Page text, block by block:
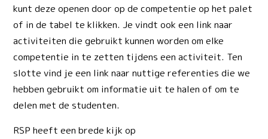
kunt deze openen door op de competentie op het palet
of in de tabel te klikken. Je vindt ook een link naar
activiteiten die gebruikt kunnen worden om elke
competentie in te zetten tijdens een activiteit. Ten
slotte vind je een link naar nuttige referenties die we
hebben gebruikt om informatie uit te halen of om te
delen met de studenten.
RSP heeft een brede kijk op